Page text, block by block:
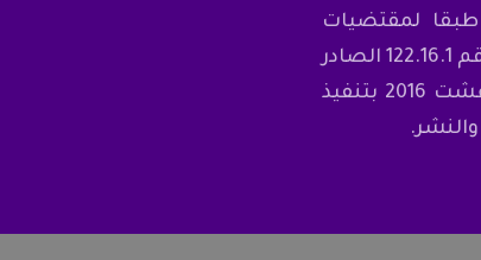
طبقا لمقتضيات
المادتين 16 و 21 من الظهير الشريف رقم 122.16.1 الصادر
في 6 ذي القعدة 1437 الموافق ل 10 غشت 2016 بتنفيذ